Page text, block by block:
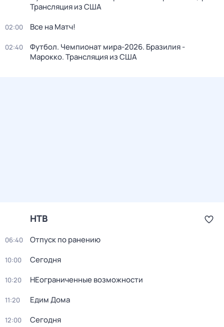
Трансляция из США
02:00 Все на Матч!
02:40
Футбол. Чемпионат мира-2026. Бразилия -
Марокко. Трансляция из США
НТВ
06:40 Отпуск по ранению
10:00 Сегодня
10:20 НЕограниченные возможности
11:20 Едим Дома
12:00 Сегодня